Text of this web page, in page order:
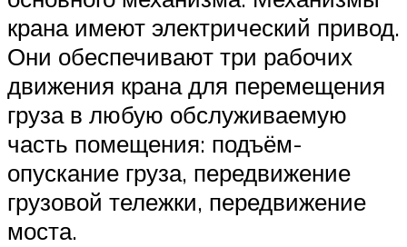
крана имеют электрический привод.
Они обеспечивают три рабочих
движения крана для перемещения
груза в любую обслуживаемую
часть помещения: подъём-
опускание груза, передвижение
грузовой тележки, передвижение
моста.